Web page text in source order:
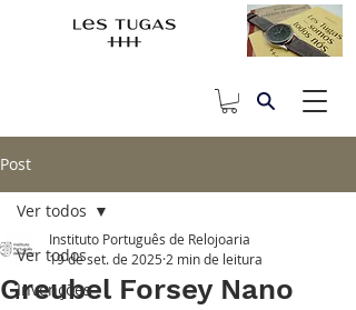
Post
Ver todos
Invenções
Ver todos
Greubel Forsey Nano
Instituto Português de Relojoaria
19 de set. de 2025 2 min de leitura